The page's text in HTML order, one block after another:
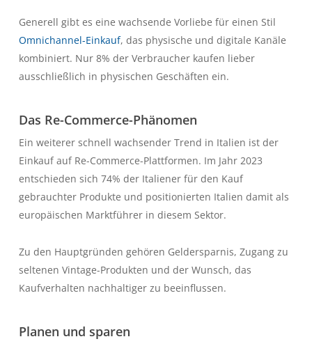
Generell gibt es eine wachsende Vorliebe für einen Stil
Omnichannel-Einkauf, das physische und digitale Kanäle
kombiniert. Nur 8% der Verbraucher kaufen lieber
ausschließlich in physischen Geschäften ein.
Das Re-Commerce-Phänomen
Ein weiterer schnell wachsender Trend in Italien ist der
Einkauf auf Re-Commerce-Plattformen. Im Jahr 2023
entschieden sich 74% der Italiener für den Kauf
gebrauchter Produkte und positionierten Italien damit als
europäischen Marktführer in diesem Sektor.
Zu den Hauptgründen gehören Geldersparnis, Zugang zu
seltenen Vintage-Produkten und der Wunsch, das
Kaufverhalten nachhaltiger zu beeinflussen.
Planen und sparen